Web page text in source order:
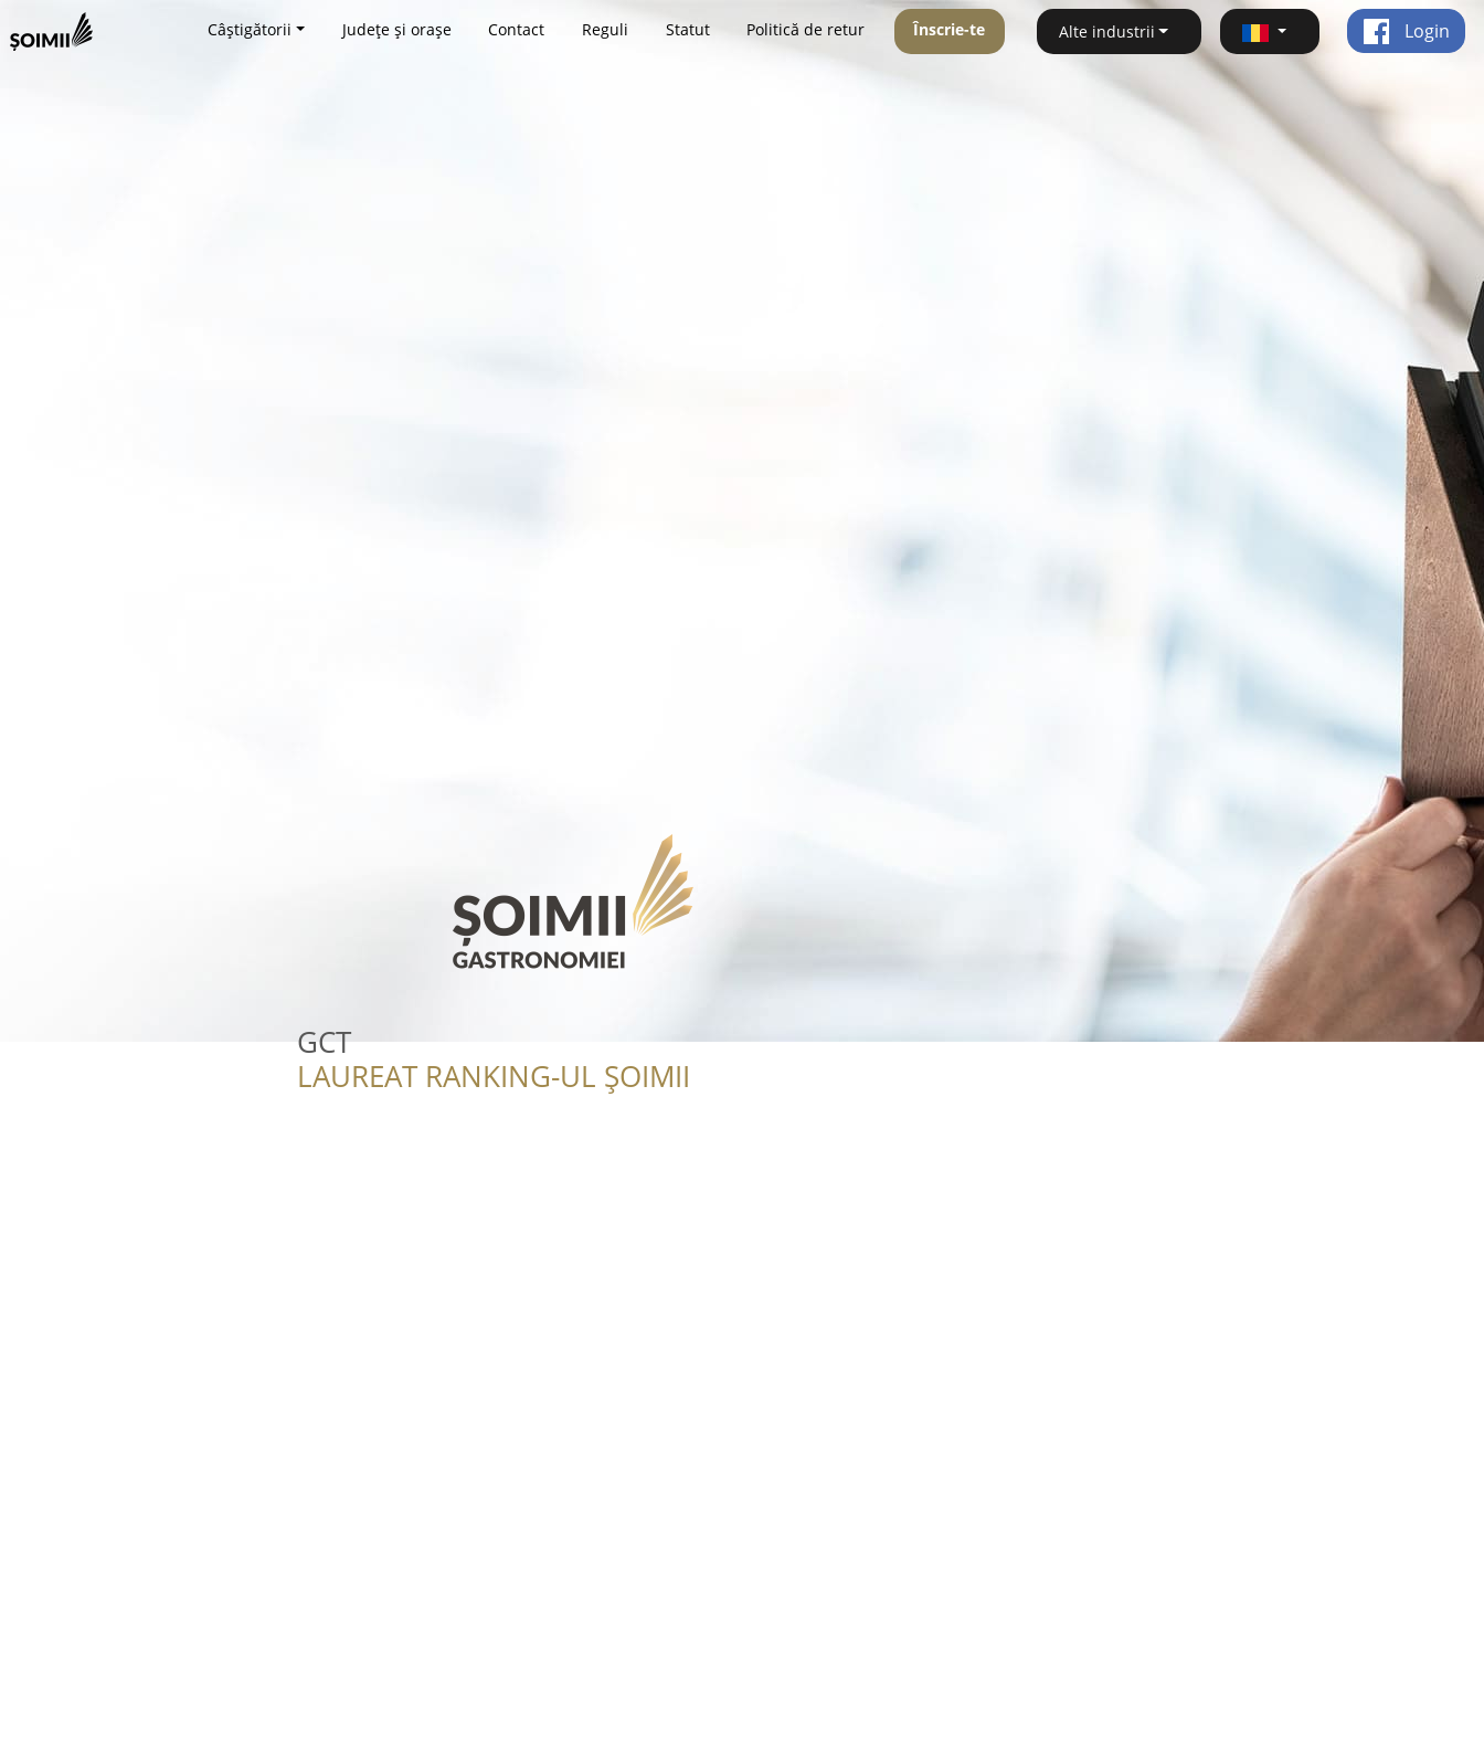
Câștigătorii Județe și orașe Contact Reguli Statut Politică de retur Înscrie-te Alte industrii Login
GCT
LAUREAT RANKING-UL ȘOIMII